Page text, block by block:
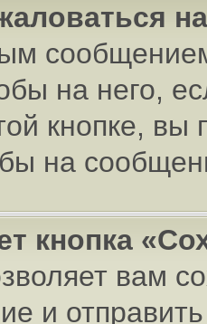
на него,
кнопке,
на
кнопка
вам
и